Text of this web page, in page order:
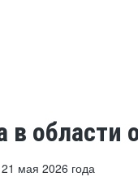
в области
мая 2026 года